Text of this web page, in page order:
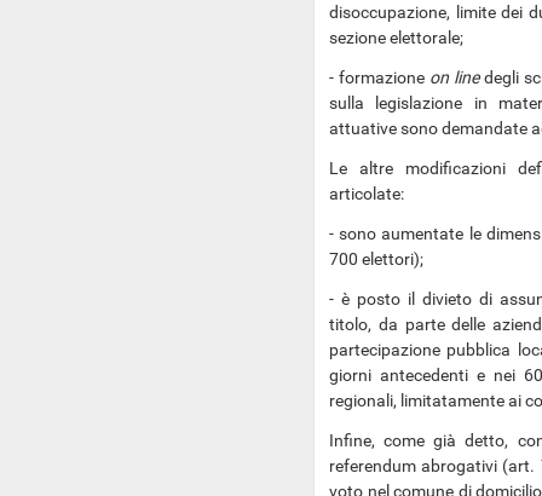
disoccupazione, limite dei
sezione elettorale;
- formazione on linedegli
sulla legislazione in
attuative sono demandate
Le altre modificazioni
articolate:
- sono aumentate le
700 elettori);
- è posto il divieto di
titolo, da parte delle
partecipazione pubblica
giorni antecedenti e nei
regionali, limitatamente ai
Infine, come già detto,
referendum abrogativi
voto nel comune di